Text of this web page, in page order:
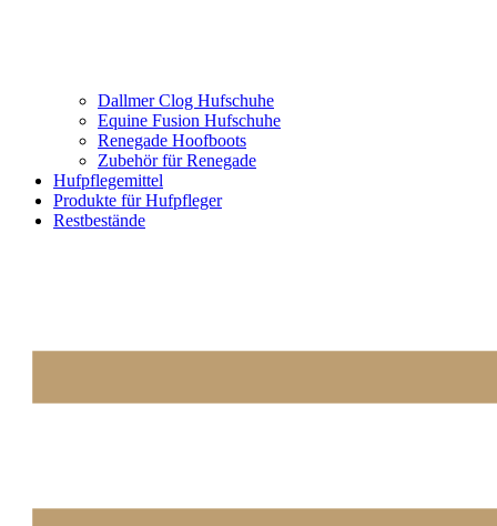
Dallmer Clog Hufschuhe
Equine Fusion Hufschuhe
Renegade Hoofboots
Zubehör für Renegade
Hufpflegemittel
Produkte für Hufpfleger
Restbestände